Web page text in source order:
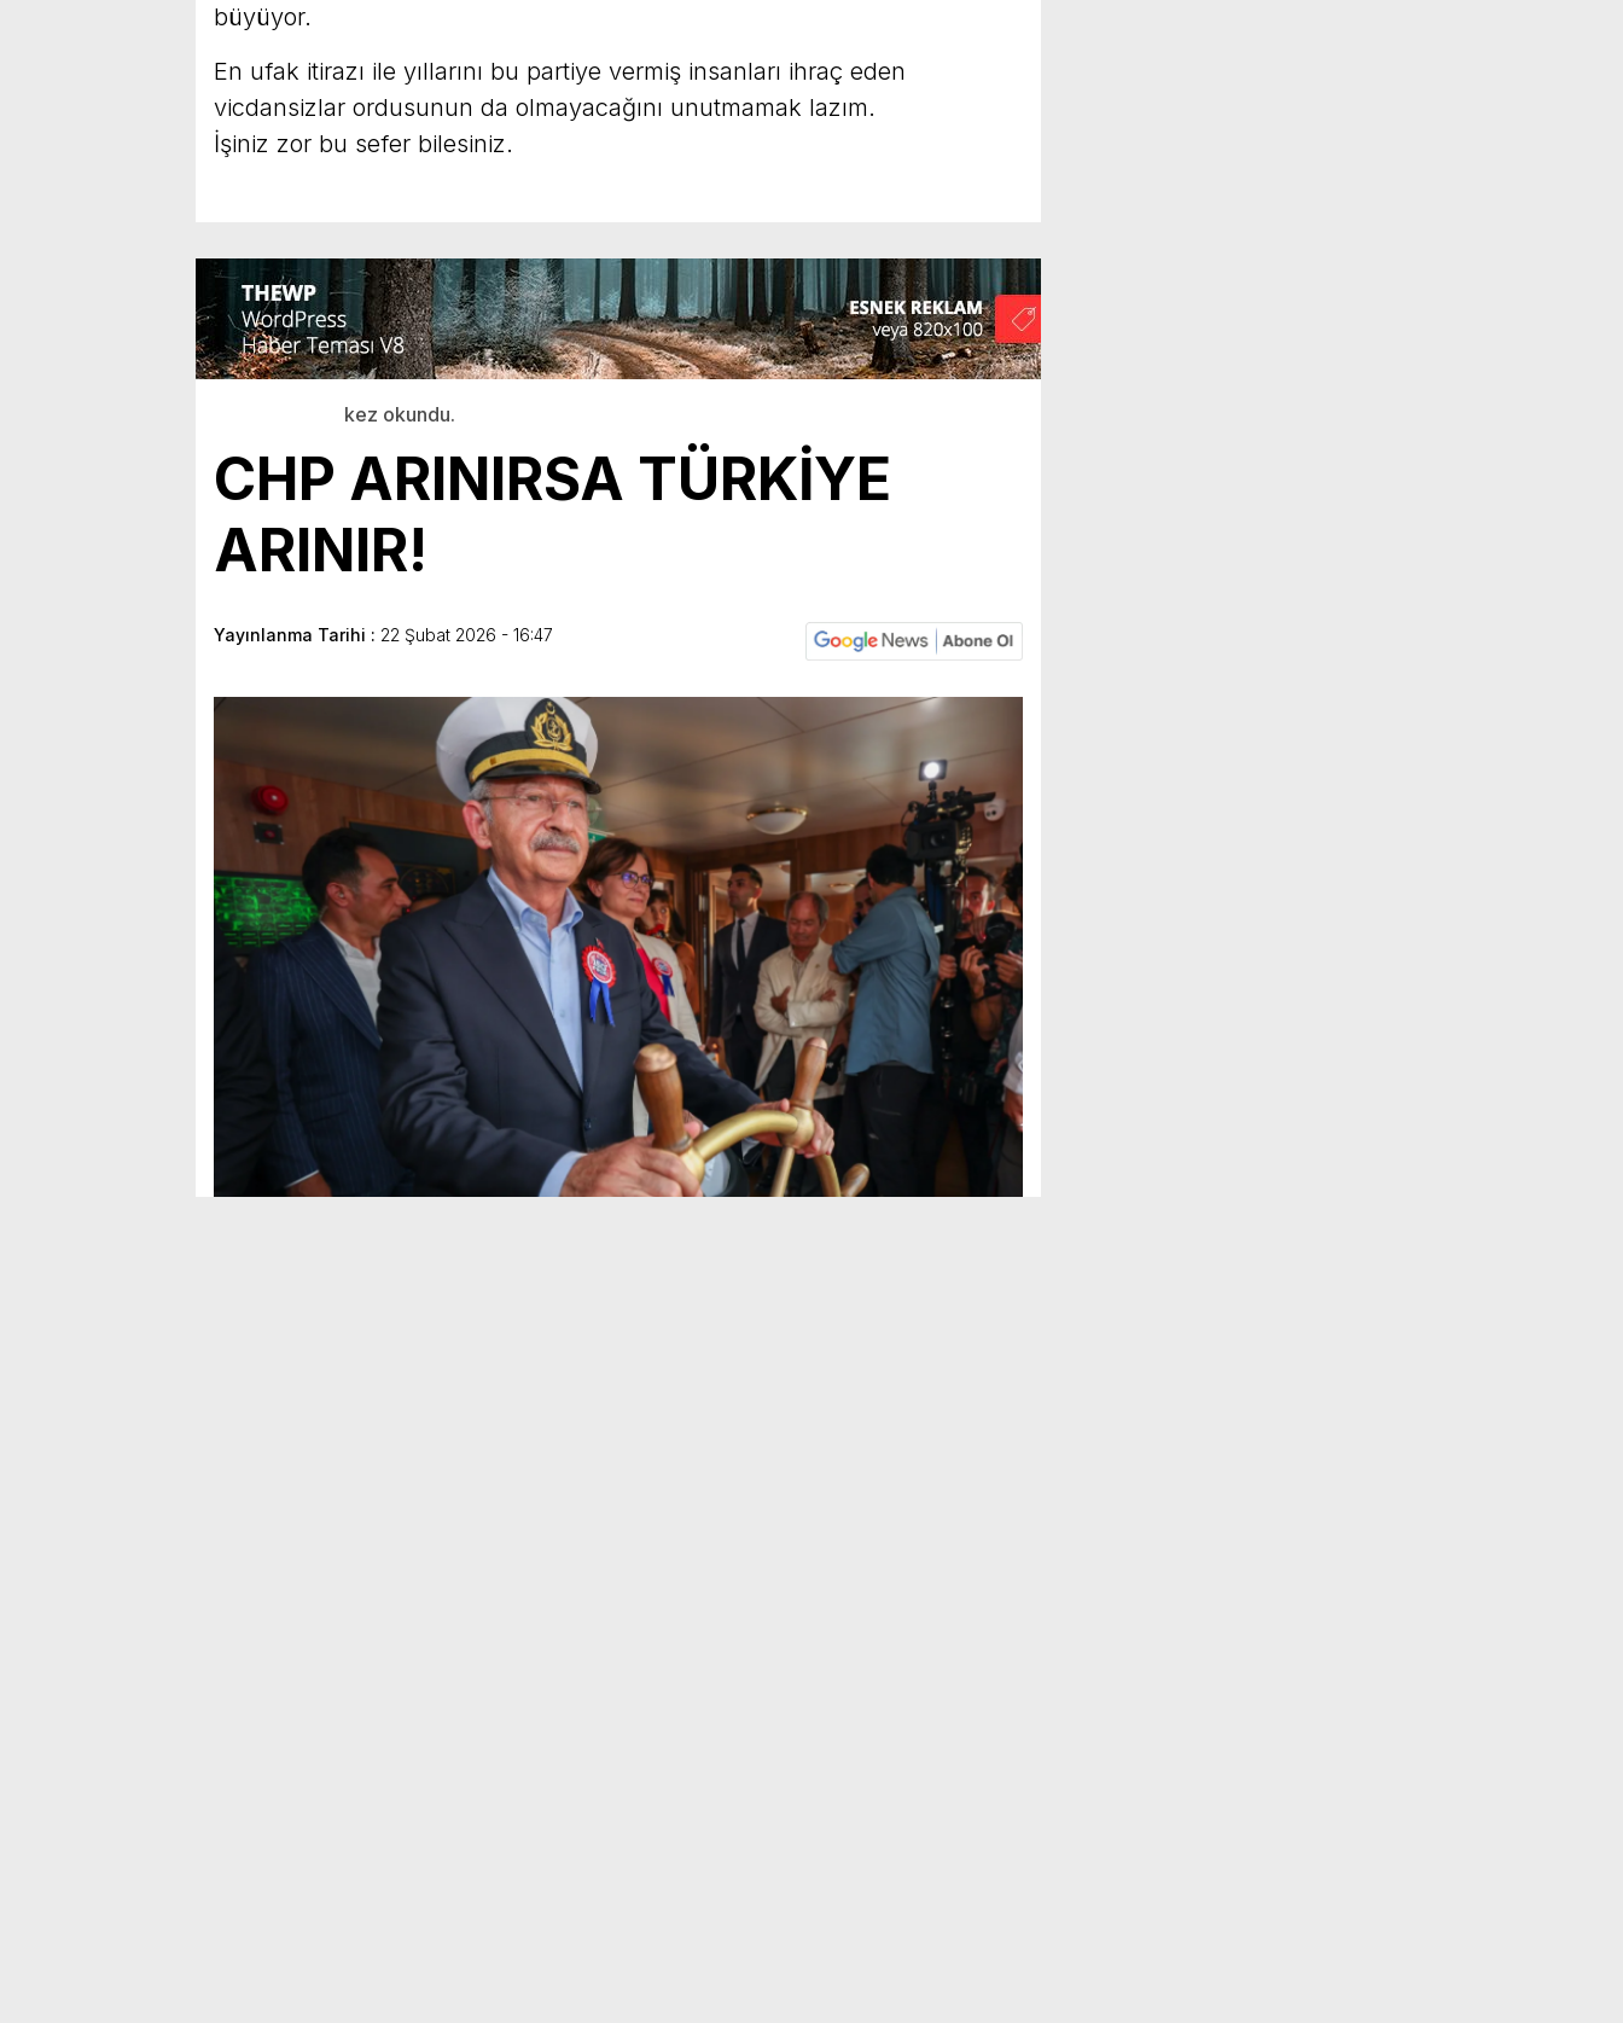
büyüyor.
En ufak itirazı ile yıllarını bu partiye vermiş insanları ihraç eden
vicdansizlar ordusunun da olmayacağını unutmamak lazım.
İşiniz zor bu sefer bilesiniz.
kez okundu.
CHP ARINIRSA TÜRKİYE
ARINIR!
Yayınlanma Tarihi : 22 Şubat 2026 - 16:47